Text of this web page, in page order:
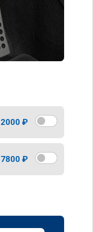
2000 ₽
7800 ₽